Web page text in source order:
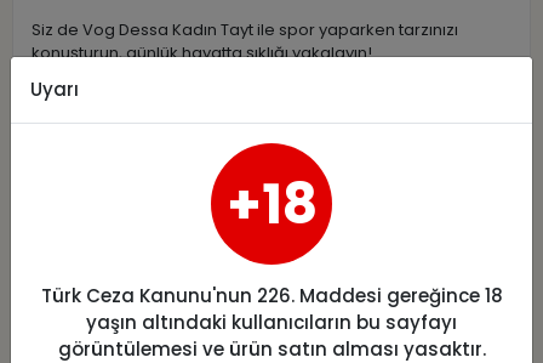
Siz de Vog Dessa Kadın Tayt ile spor yaparken tarzınızı
konuşturun, günlük hayatta şıklığı yakalayın!
Benzer Ürünler
Uyarı
+18
Türk Ceza Kanunu'nun 226. Maddesi gereğince 18
yaşın altındaki kullanıcıların bu sayfayı
görüntülemesi ve ürün satın alması yasaktır.